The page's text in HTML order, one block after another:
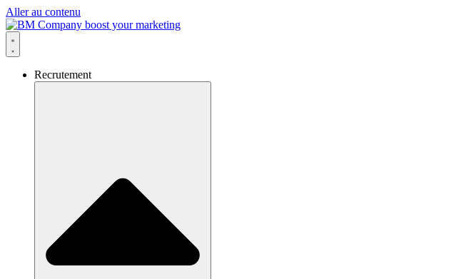
Aller au contenu
Recrutement